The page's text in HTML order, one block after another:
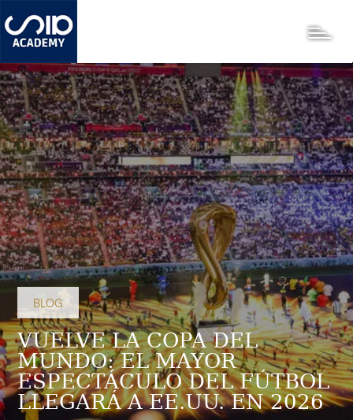
al
contenido
BLOG
VUELVE LA COPA DEL
MUNDO: EL MAYOR
ESPECTÁCULO DEL FÚTBOL
LLEGARÁ A EE.UU. EN 2026